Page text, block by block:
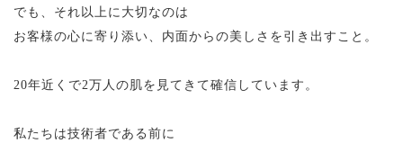
でも、それ以上に大切なのは
お客様の心に寄り添い、内面からの美しさを引き出すこと。
20年近くで2万人の肌を見てきて確信しています。
私たちは技術者である前に